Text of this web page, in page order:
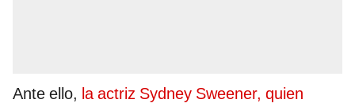
Ante ello, la actriz Sydney Sweener, quien